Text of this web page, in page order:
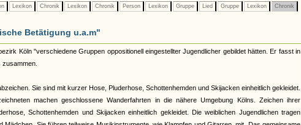
Lexikon Chronik Lexikon Chronik Person Lexikon Gruppe Lied Gruppe Lexikon Chronik
Betätigung u.a.m"
Köln "verschiedene Gruppen oppositionell eingestellter Jugendlicher gebildet hätten. Er fasst in
Sie sind mit kurzer Hose, Pluderhose, Schottenhemden und Skijacken einheitlich gekleidet.
machen geschlossene Wanderfahrten in die nähere Umgebung Kölns. Zeichen ihrer
Schottenhemden und Skijacken einheitlich gekleidet. Die weiblichen Jugendlichen tragen